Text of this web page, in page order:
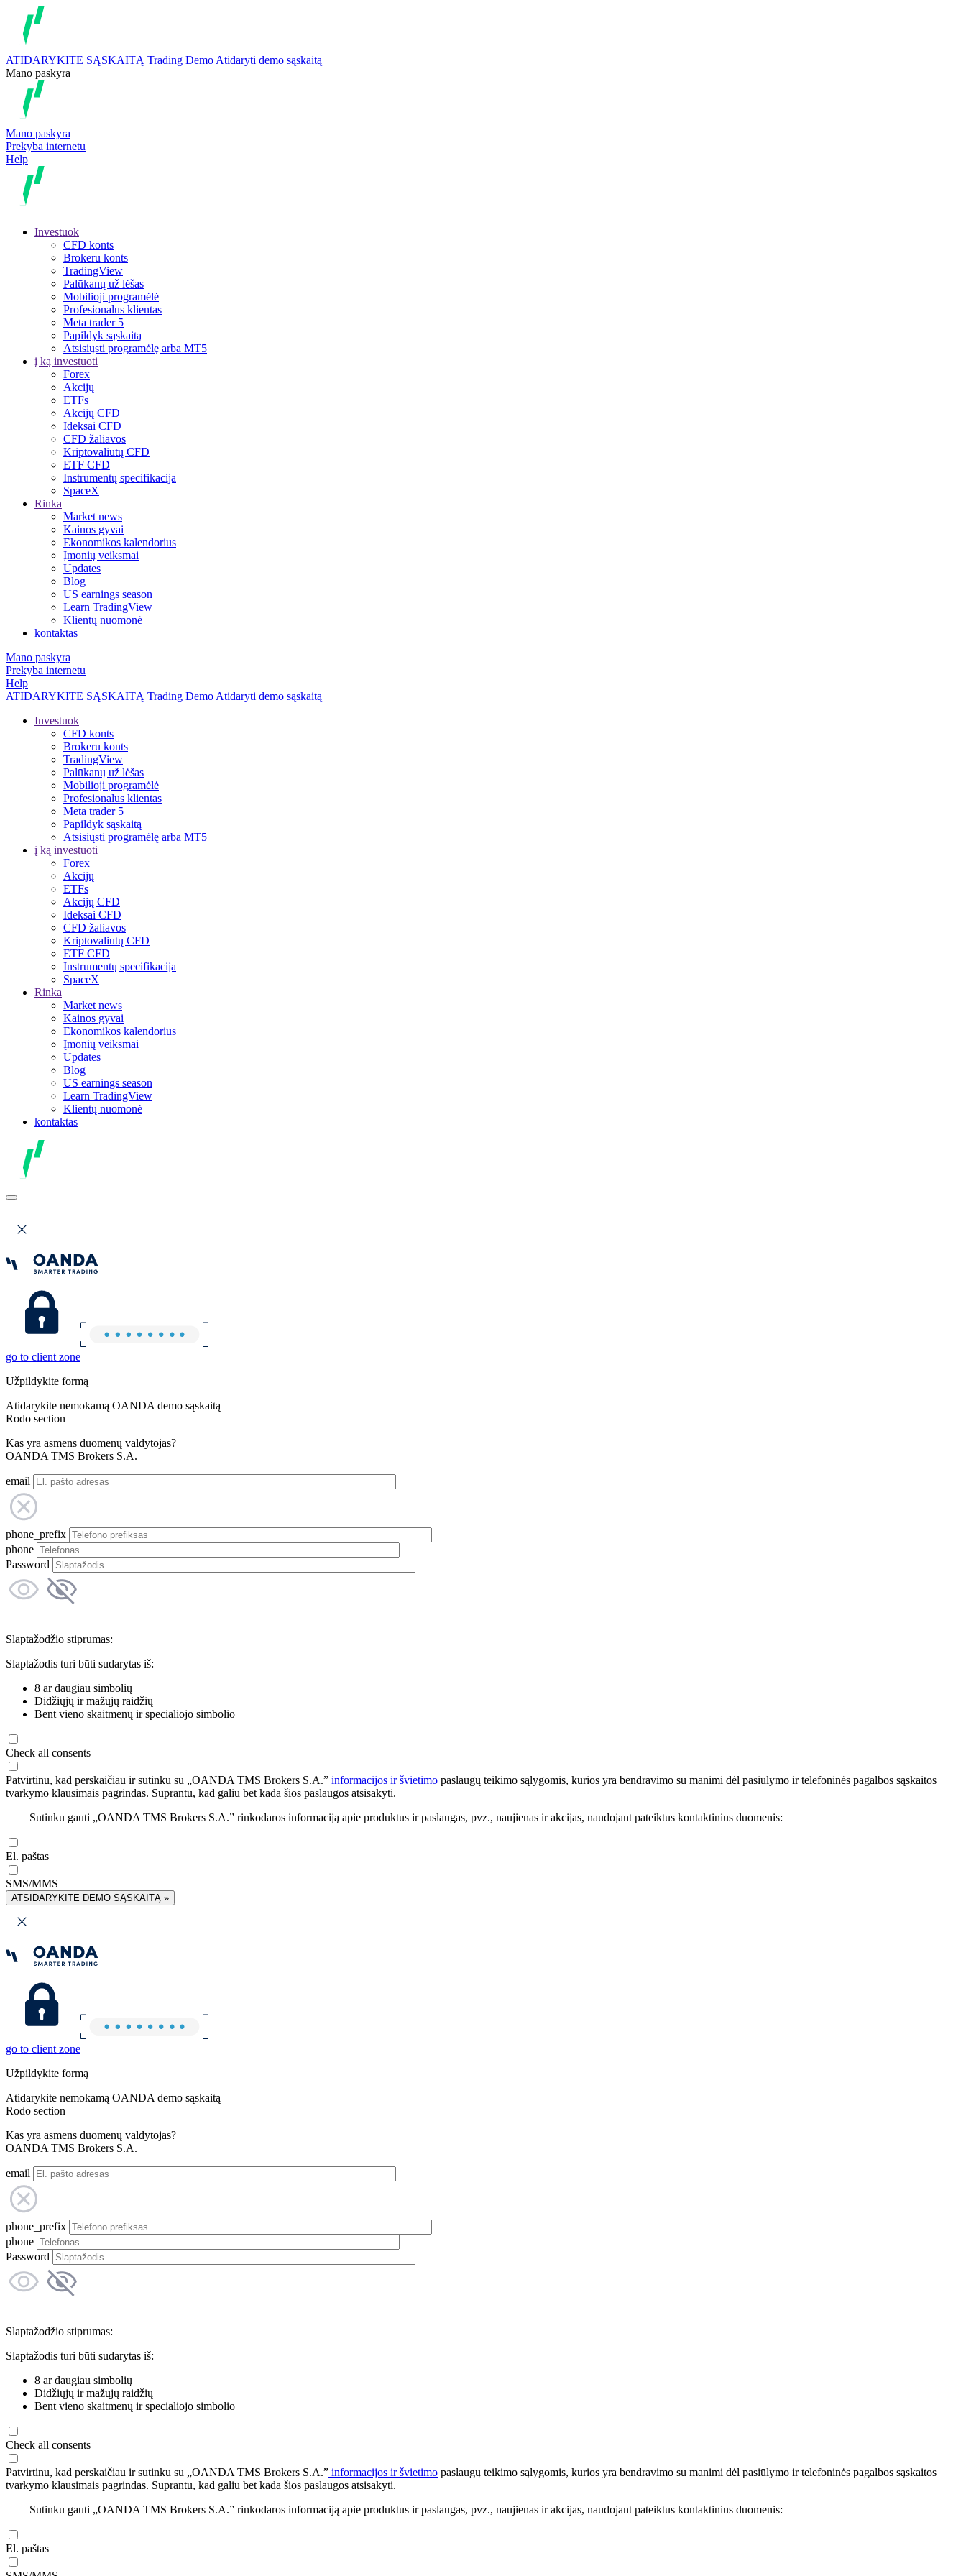
ATIDARYKITE SĄSKAITĄ Trading Demo Atidaryti demo sąskaitą
Mano paskyra
Mano paskyra
Prekyba internetu
Help
Investuok
CFD konts
Brokeru konts
TradingView
Palūkanų už lėšas
Mobilioji programėlė
Profesionalus klientas
Meta trader 5
Papildyk sąskaitą
Atsisiųsti programėlę arba MT5
į ką investuoti
Forex
Akcijų
ETFs
Akcijų CFD
Ideksai CFD
CFD žaliavos
Kriptovaliutų CFD
ETF CFD
Instrumentų specifikacija
SpaceX
Rinka
Market news
Kainos gyvai
Ekonomikos kalendorius
Įmonių veiksmai
Updates
Blog
US earnings season
Learn TradingView
Klientų nuomonė
kontaktas
Mano paskyra
Prekyba internetu
Help
ATIDARYKITE SĄSKAITĄ Trading Demo Atidaryti demo sąskaitą
Investuok
CFD konts
Brokeru konts
TradingView
Palūkanų už lėšas
Mobilioji programėlė
Profesionalus klientas
Meta trader 5
Papildyk sąskaitą
Atsisiųsti programėlę arba MT5
į ką investuoti
Forex
Akcijų
ETFs
Akcijų CFD
Ideksai CFD
CFD žaliavos
Kriptovaliutų CFD
ETF CFD
Instrumentų specifikacija
SpaceX
Rinka
Market news
Kainos gyvai
Ekonomikos kalendorius
Įmonių veiksmai
Updates
Blog
US earnings season
Learn TradingView
Klientų nuomonė
kontaktas
go to client zone
Užpildykite formą
Atidarykite nemokamą OANDA demo sąskaitą
Rodo section
Kas yra asmens duomenų valdytojas?
OANDA TMS Brokers S.A.
email
phone_prefix
phone
Password
Slaptažodžio stiprumas:
Slaptažodis turi būti sudarytas iš:
8 ar daugiau simbolių
Didžiųjų ir mažųjų raidžių
Bent vieno skaitmenų ir specialiojo simbolio
Check all consents
Patvirtinu, kad perskaičiau ir sutinku su „OANDA TMS Brokers S.A.” informacijos ir švietimo paslaugų teikimo sąlygomis, kurios yra bendravimo su manimi dėl pasiūlymo ir telefoninės pagalbos sąskaitos
tvarkymo klausimais pagrindas. Suprantu, kad galiu bet kada šios paslaugos atsisakyti.
Sutinku gauti „OANDA TMS Brokers S.A.” rinkodaros informaciją apie produktus ir paslaugas, pvz., naujienas ir akcijas, naudojant pateiktus kontaktinius duomenis:
El. paštas
SMS/MMS
ATSIDARYKITE DEMO SĄSKAITĄ »
go to client zone
Užpildykite formą
Atidarykite nemokamą OANDA demo sąskaitą
Rodo section
Kas yra asmens duomenų valdytojas?
OANDA TMS Brokers S.A.
email
phone_prefix
phone
Password
Slaptažodžio stiprumas:
Slaptažodis turi būti sudarytas iš:
8 ar daugiau simbolių
Didžiųjų ir mažųjų raidžių
Bent vieno skaitmenų ir specialiojo simbolio
Check all consents
Patvirtinu, kad perskaičiau ir sutinku su „OANDA TMS Brokers S.A.” informacijos ir švietimo paslaugų teikimo sąlygomis, kurios yra bendravimo su manimi dėl pasiūlymo ir telefoninės pagalbos sąskaitos
tvarkymo klausimais pagrindas. Suprantu, kad galiu bet kada šios paslaugos atsisakyti.
Sutinku gauti „OANDA TMS Brokers S.A.” rinkodaros informaciją apie produktus ir paslaugas, pvz., naujienas ir akcijas, naudojant pateiktus kontaktinius duomenis:
El. paštas